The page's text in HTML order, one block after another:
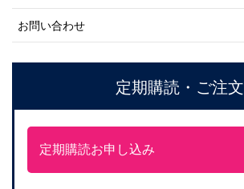
お問い合わせ
定期購読・ご注文
定期購読お申し込み